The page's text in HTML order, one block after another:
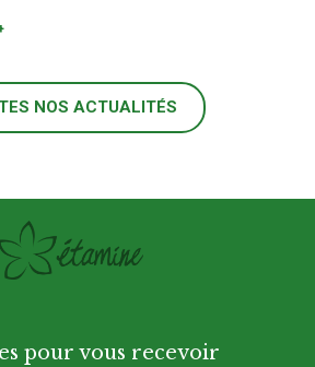
NOS ACTUALITÉS
pour vous recevoir